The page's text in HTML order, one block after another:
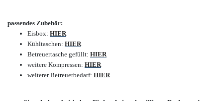
passendes Zubehör:
Eisbox: HIER
Kühltaschen: HIER
Betreuertasche gefüllt: HIER
weitere Kompressen: HIER
weiterer Betreuerbedarf: HIER